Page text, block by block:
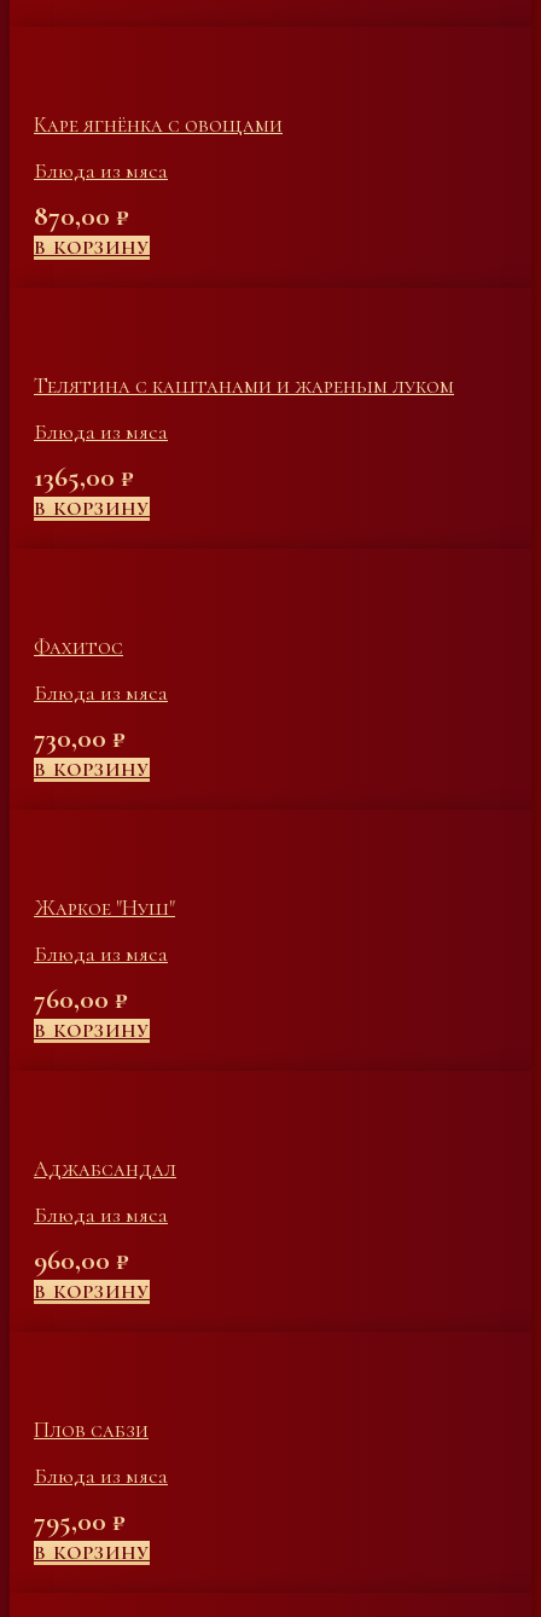
Каре ягнёнка с овощами
Блюда из мяса
870,00 ₽
В КОРЗИНУ
Телятина с каштанами и жареным луком
Блюда из мяса
1365,00 ₽
В КОРЗИНУ
Фахитос
Блюда из мяса
730,00 ₽
В КОРЗИНУ
Жаркое "Нуш"
Блюда из мяса
760,00 ₽
В КОРЗИНУ
Аджабсандал
Блюда из мяса
960,00 ₽
В КОРЗИНУ
Плов сабзи
Блюда из мяса
795,00 ₽
В КОРЗИНУ